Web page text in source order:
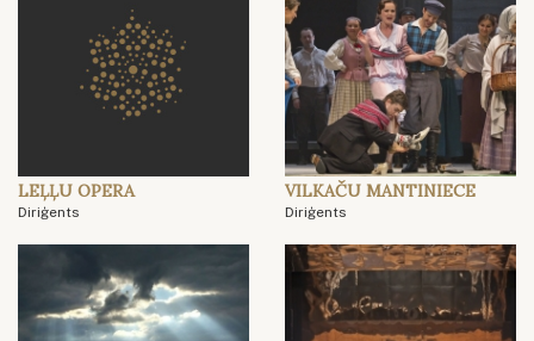
LEĻĻU OPERA
Diriģents
VILKAČU MANTINIECE
Diriģents